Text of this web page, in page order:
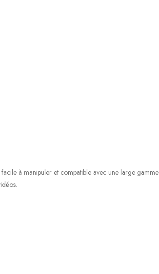
à manipuler et compatible avec une large gamme